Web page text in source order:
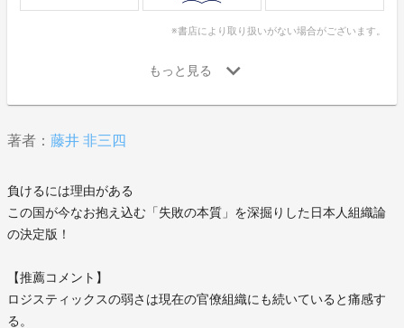
※書店により取り扱いがない場合がございます。
著者： 藤井 非三四
負けるには理由がある
この国が今なお抱え込む「失敗の本質」を深掘りした日本人組織論
の決定版！
【推薦コメント】
ロジスティックスの弱さは現在の官僚組織にも続いていると痛感す
る。